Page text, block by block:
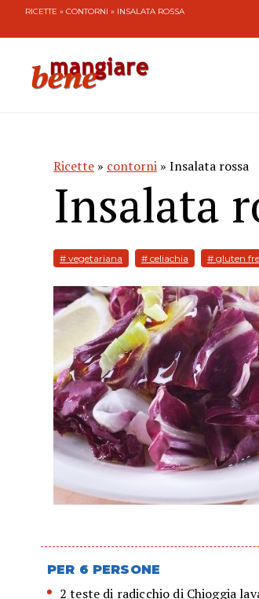
RICETTE » CONTORNI » INSALATA ROSSA
Ricette » contorni » Insalata rossa
Insalata
# vegetariana # celiachia # gluten
PER 6 PERSONE
2 teste di radicchio di Chioggia